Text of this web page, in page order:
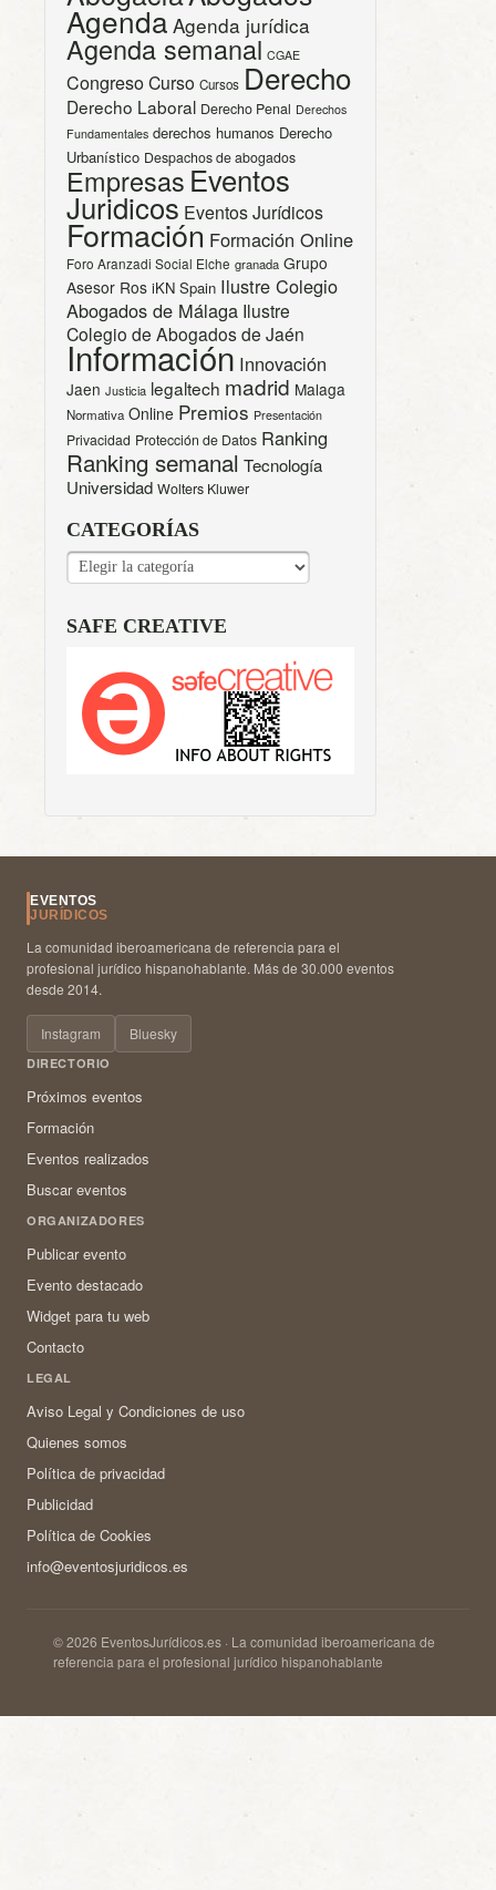
Agenda Agenda jurídica
Agenda semanal CGAE
CongresoCurso Cursos Derecho
Derecho Laboral Derecho Penal Derechos
Fundamentales derechos humanos Derecho
Urbanístico Despachos de abogados
Empresas Eventos
Juridicos Eventos Jurídicos
Formación Formación Online
Foro Aranzadi Social Elche granada Grupo
Asesor Ros iKN Spain Ilustre Colegio
Abogados de Málaga Ilustre
Colegio de Abogados de Jaén
Información Innovación
Jaen Justicia legaltech madrid Malaga
Normativa Online Premios Presentación
Privacidad Protección de Datos Ranking
Ranking semanal Tecnología
Universidad Wolters Kluwer
CATEGORÍAS
CATEGORÍAS
SAFE CREATIVE
EVENTOS
JURÍDICOS
La comunidad iberoamericana de referencia para el
profesional jurídico hispanohablante. Más de 30.000 eventos
desde 2014.
Instagram Bluesky
DIRECTORIO
Próximos eventos
Formación
Eventos realizados
Buscar eventos
ORGANIZADORES
Publicar evento
Evento destacado
Widget para tu web
Contacto
LEGAL
Aviso Legal y Condiciones de uso
Quienes somos
Política de privacidad
Publicidad
Política de Cookies
info@eventosjuridicos.es
© 2026 EventosJurídicos.es · La comunidad iberoamericana de
referencia para el profesional jurídico hispanohablante